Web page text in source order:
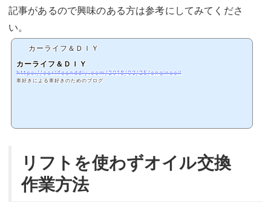
記事があるので興味のある方は参考にしてみてくださ
い。
カーライフ＆ＤＩＹ
カーライフ＆ＤＩＹ
https://carlifeanddiy.com/2018/03/25/engineoil
車好きによる車好きのためのブログ
リフトを使わずオイル交換
作業方法